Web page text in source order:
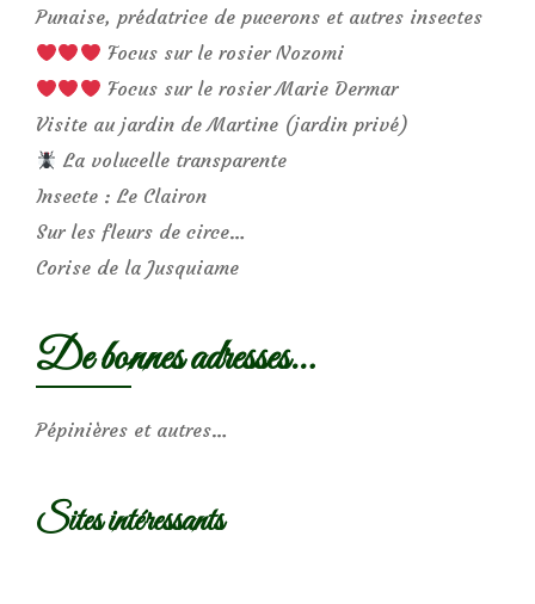
Punaise, prédatrice de pucerons et autres insectes
Focus sur le rosier Nozomi
Focus sur le rosier Marie Dermar
Visite au jardin de Martine (jardin privé)
La volucelle transparente
Insecte : Le Clairon
Sur les fleurs de circe…
Corise de la Jusquiame
De bonnes adresses…
Pépinières et autres…
Sites intéressants